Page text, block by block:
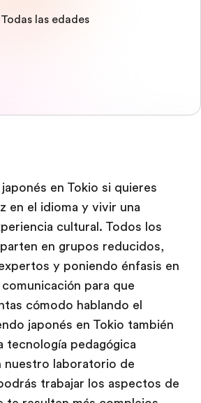
Todas las edades
en Tokio si quieres
en el idioma y vivir una
cultural. Todos los
en grupos reducidos,
y poniendo énfasis en
para que
cómodo hablando el
japonés en Tokio también
tecnología pedagógica
nuestro laboratorio de
trabajar los aspectos de